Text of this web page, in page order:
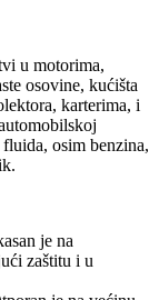
u motorima,
osovine, kućišta
karterima, i
osim benzina,
je na
zaštitu i u